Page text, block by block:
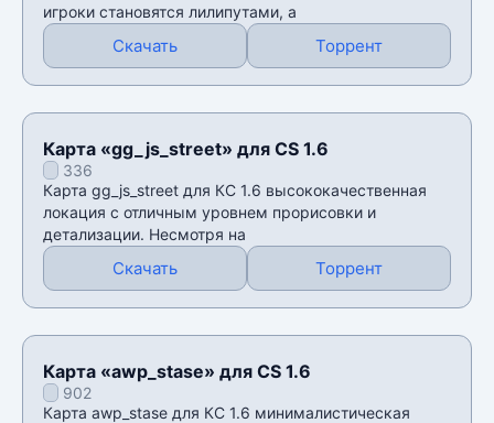
игроки становятся лилипутами, а
Скачать Торрент
Карта «gg_js_street» для CS 1.6
336
Карта gg_js_street для КС 1.6 высококачественная
локация с отличным уровнем прорисовки и
детализации. Несмотря на
Скачать Торрент
Карта «awp_stase» для CS 1.6
902
Карта awp_stase для КС 1.6 минималистическая